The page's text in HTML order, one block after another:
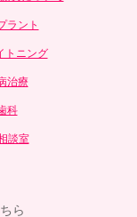
ラント
トニング
治療
科
談室
ら